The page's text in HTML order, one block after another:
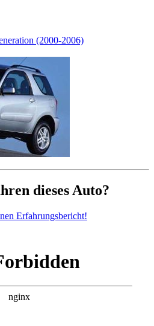
(2000-2006)
dieses Auto?
Erfahrungsbericht!